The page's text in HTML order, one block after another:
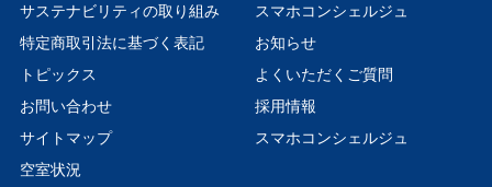
サステナビリティの取り組み
スマホコンシェルジュ
特定商取引法に基づく表記
お知らせ
トピックス
よくいただくご質問
お問い合わせ
採用情報
サイトマップ
スマホコンシェルジュ
空室状況